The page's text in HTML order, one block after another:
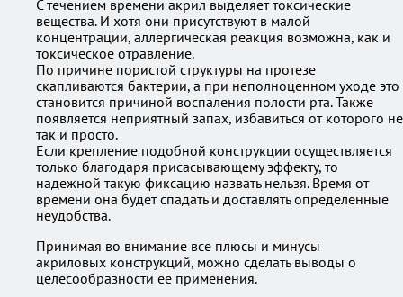
С течением времени акрил выделяет токсические
вещества. И хотя они присутствуют в малой
концентрации, аллергическая реакция возможна, как и
токсическое отравление.
По причине пористой структуры на протезе
скапливаются бактерии, а при неполноценном уходе это
становится причиной воспаления полости рта. Также
появляется неприятный запах, избавиться от которого не
так и просто.
Если крепление подобной конструкции осуществляется
только благодаря присасывающему эффекту, то
надежной такую фиксацию назвать нельзя. Время от
времени она будет спадать и доставлять определенные
неудобства.
Принимая во внимание все плюсы и минусы
акриловых конструкций, можно сделать выводы о
целесообразности ее применения.